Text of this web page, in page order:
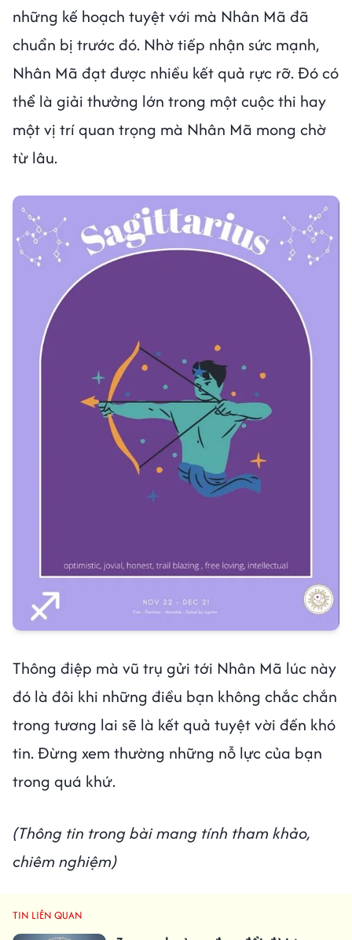
những kế hoạch tuyệt với mà Nhân Mã đã
chuẩn bị trước đó. Nhờ tiếp nhận sức mạnh,
Nhân Mã đạt được nhiều kết quả rực rỡ. Đó có
thể là giải thưởng lớn trong một cuộc thi hay
một vị trí quan trọng mà Nhân Mã mong chờ
từ lâu.
Thông điệp mà vũ trụ gửi tới Nhân Mã lúc này
đó là đôi khi những điều bạn không chắc chắn
trong tương lai sẽ là kết quả tuyệt vời đến khó
tin. Đừng xem thường những nỗ lực của bạn
trong quá khứ.
(Thông tin trong bài mang tính tham khảo,
chiêm nghiệm)
TIN LIÊN QUAN